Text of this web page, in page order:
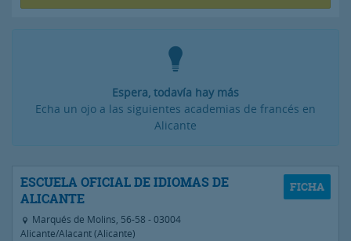
Espera, todavía hay más
Echa un ojo a las siguientes academias de francés en
Alicante
ESCUELA OFICIAL DE IDIOMAS DE
ALICANTE
Marqués de Molins, 56-58 - 03004
Alicante/Alacant (Alicante)